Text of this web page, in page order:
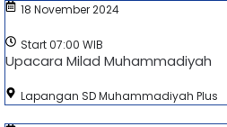
18 November 2024
Start 07:00 WIB
Upacara Milad Muhammadiyah
Lapangan SD Muhammadiyah Plus